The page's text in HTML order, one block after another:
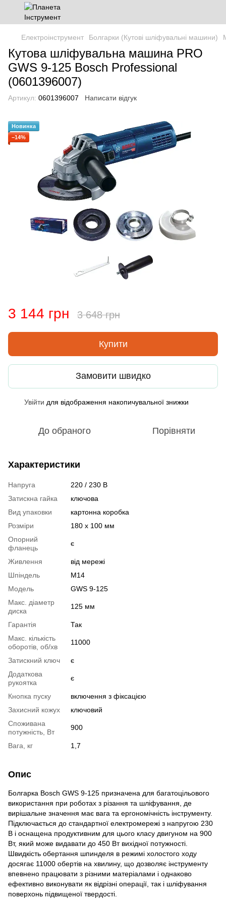
Електроінструмент Болгарки (Кутові шліфувальні машини)
Кутова шліфувальна машина PRO
GWS 9-125 Bosch Professional
(0601396007)
Артикул: 0601396007 Написати відгук
Новинка
−14%
3 144 грн 3 648 грн
Купити
Замовити швидко
Увійти для відображення накопичувальної знижки
До обраного Порівняти
Характеристики
Напруга
220 / 230 В
Затискна гайка
ключова
Вид упаковки
картонна коробка
Розміри
180 х 100 мм
Опорний
фланець
є
Живлення
від мережі
Шпіндель
М14
Модель
GWS 9-125
Макс. діаметр
диска
125 мм
Гарантія
Так
Макс. кількість
оборотів, об/хв
11000
Затискний ключ
є
Додаткова
рукоятка
є
Кнопка пуску
включення з фіксацією
Захисний кожух
ключовий
Споживана
потужність, Вт
900
Вага, кг 1,7
Опис
Болгарка Bosch GWS 9-125 призначена для багатоцільового
використання при роботах з різання та шліфування, де
вирішальне значення має вага та ергономічність інструменту.
Підключається до стандартної електромережі з напругою 230
В і оснащена продуктивним для цього класу двигуном на 900
Вт, який може видавати до 450 Вт вихідної потужності.
Швидкість обертання шпинделя в режимі холостого ходу
досягає 11000 обертів на хвилину, що дозволяє інструменту
впевнено працювати з різними матеріалами і однаково
ефективно виконувати як відрізні операції, так і шліфування
поверхонь підвищеної твердості.